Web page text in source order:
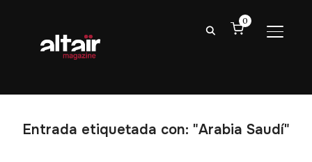
0
Entrada etiquetada con: "Arabia Saudí"